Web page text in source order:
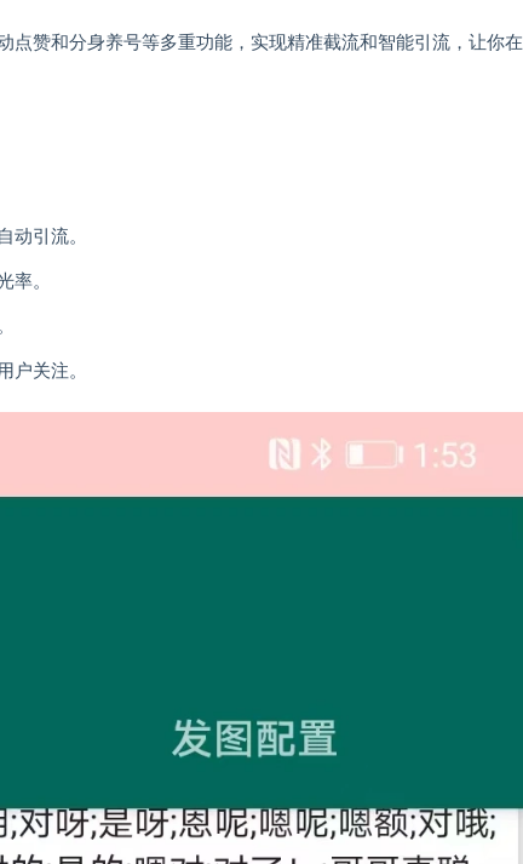
赞和分身养号等多重功能，实现精准截流和智能引流，让你在
动引流。
率。
户关注。